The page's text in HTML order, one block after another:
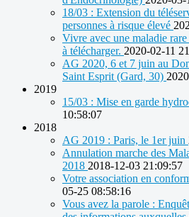
18/03 : Extension du
personnes à risque élevé
Vivre avec une maladie
à télécharger. 2020-02-11
AG 2020, 6 et 7 juin au
Saint Esprit (Gard, 30)
2019
15/03 : Mise en garde
10:58:07
2018
AG 2019 : Paris, le 1er juin
Annulation marche des
2018 2018-12-03 21:09:57
Votre association en
05-25 08:58:16
Vous avez la parole :